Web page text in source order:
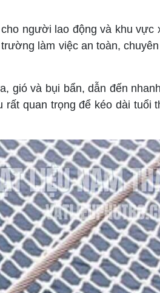
người lao động và khu vực
làm việc an toàn,
gió và bụi bẩn, dẫn đến
quan trọng để kéo dài tuổi